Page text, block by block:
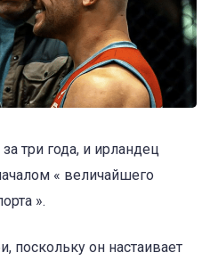
три года, и ирландец
« величайшего
».
поскольку он настаивает